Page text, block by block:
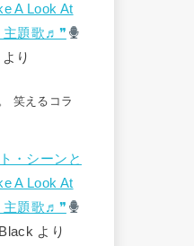
A Look At
主題歌♬❞
より
笑えるコラ
・シーンと
A Look At
主題歌♬❞
より